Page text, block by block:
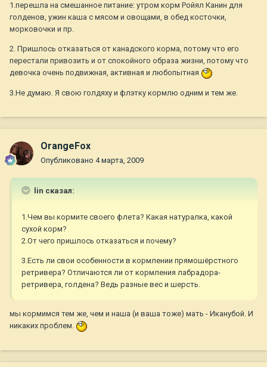
1.перешла на смешанное питание: утром корм Ройял Канин для
голденов, ужин каша с мясом и овощами, в обед косточки,
морковочки и пр.
2. Пришлось отказаться от канадского корма, потому что его
перестали привозить и от спокойного образа жизни, потому что
девочка очень подвижная, активная и любопытная
3.Не думаю. Я свою голдяху и флэтку кормлю одним и тем же.
OrangeFox
Опубликовано 4 марта, 2009
lin сказал:
1.Чем вы кормите своего флета? Какая натуралка, какой
сухой корм?
2.От чего пришлось отказаться и почему?
3.Есть ли свои особенности в кормлении прямошёрстного
ретривера? Отличаются ли от кормления лабрадора-
ретривера, голдена? Ведь разные вес и шерсть.
мы кормимся тем же, чем и наша (и ваша тоже) мать - Иканубой. И
никаких проблем.